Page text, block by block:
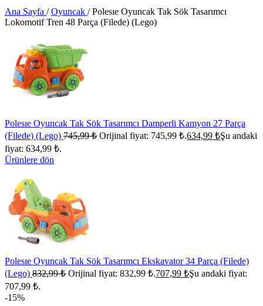
Ana Sayfa / Oyuncak / Polesıe Oyuncak Tak Sök Tasarımcı
Lokomotif Tren 48 Parça (Filede) (Lego)
Polesıe Oyuncak Tak Sök Tasarımcı Damperli Kamyon 27 Parça
(Filede) (Lego) 745,99₺ Orijinal fiyat: 745,99 ₺.634,99 ₺Şu andaki
fiyat: 634,99 ₺.
Ürünlere dön
Polesıe Oyuncak Tak Sök Tasarımcı Ekskavator 34 Parça (Filede)
(Lego) 832,99₺ Orijinal fiyat: 832,99 ₺.707,99 ₺Şu andaki fiyat:
707,99 ₺.
-15%